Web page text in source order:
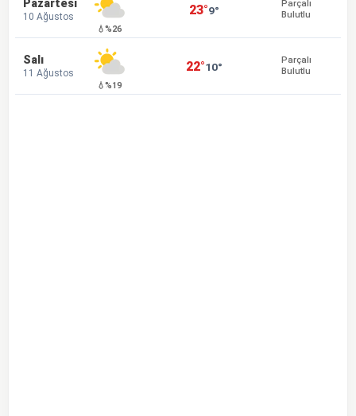
Pazartesi
10 Ağustos
💧%26
23°9°
Parçalı
Bulutlu
Salı
11 Ağustos
💧%19
22°10°
Parçalı
Bulutlu